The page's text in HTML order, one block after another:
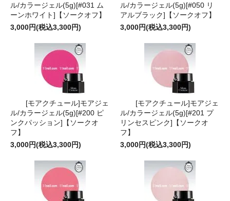
ル/カラージェル(5g)[#031 ム
ーンホワイト]【ソークオフ】
3,000円(税込3,300円)
ル/カラージェル(5g)[#050 リ
アルブラック]【ソークオフ】
3,000円(税込3,300円)
[モアクチュール]モアジェ
ル/カラージェル(5g)[#200 ピ
ンクパッション]【ソークオ
フ】
3,000円(税込3,300円)
[モアクチュール]モアジェ
ル/カラージェル(5g)[#201 プ
リンセスピンク]【ソークオ
フ】
3,000円(税込3,300円)